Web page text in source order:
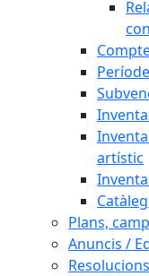
artístic
Plans,
Anuncis /